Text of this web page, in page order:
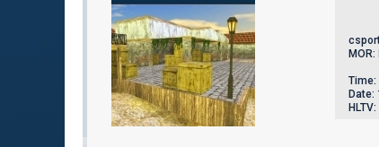
MOR:
Time:
Date:
HLTV: